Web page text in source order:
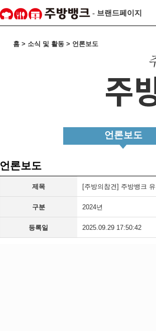
- 브랜드페이지
홈 > 소식 및 활동 > 언론보도
언론보도
언론보도
제목 [주방의참견] 주방뱅크
구분 2024년
등록일 2025.09.29 17:50:42